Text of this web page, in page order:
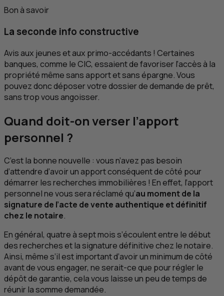
Bon à savoir
La seconde info constructive
Avis aux jeunes et aux primo-accédants ! Certaines
banques, comme leCIC, essaient de favoriser l’accès à la
propriété même sans apport et sans épargne. Vous
pouvez donc déposer votre dossier de demande de prêt,
sans trop vous angoisser.
Quand doit-on verser l’apport
personnel ?
C’est la bonne nouvelle : vous n’avez pas besoin
d’attendre d’avoir un apport conséquent de côté pour
démarrer les recherches immobilières ! En effet, l’apport
personnel ne vous sera réclamé qu’au moment de la
signature de l’acte de vente authentique et définitif
chez le notaire.
En général, quatre à sept mois s’écoulent entre le début
des recherches et la signature définitive chez le notaire.
Ainsi, même s’il est important d’avoir un minimum de côté
avant de vous engager, ne serait-ce que pour régler le
dépôt de garantie, cela vous laisse un peu de temps de
réunir la somme demandée.